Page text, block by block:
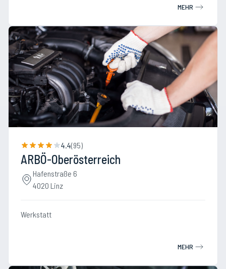
MEHR
4.4(95)
ARBÖ-Oberösterreich
Hafenstraße 6
4020 Linz
Werkstatt
MEHR